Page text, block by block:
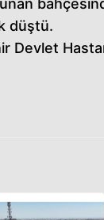
düştü.
Devlet